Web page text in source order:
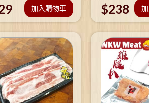
加入購物車 $238